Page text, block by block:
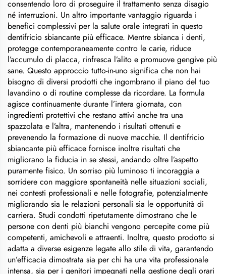
consentendo loro di proseguire il trattamento senza disagio
né interruzioni. Un altro importante vantaggio riguarda i
benefici complessivi per la salute orale integrati in questo
dentifricio sbiancante più efficace. Mentre sbianca i denti,
protegge contemporaneamente contro le carie, riduce
l’accumulo di placca, rinfresca l’alito e promuove gengive più
sane. Questo approccio tutto-in-uno significa che non hai
bisogno di diversi prodotti che ingombrano il piano del tuo
lavandino o di routine complesse da ricordare. La formula
agisce continuamente durante l’intera giornata, con
ingredienti protettivi che restano attivi anche tra una
spazzolata e l’altra, mantenendo i risultati ottenuti e
prevenendo la formazione di nuove macchie. Il dentifricio
sbiancante più efficace fornisce inoltre risultati che
migliorano la fiducia in se stessi, andando oltre l’aspetto
puramente fisico. Un sorriso più luminoso ti incoraggia a
sorridere con maggiore spontaneità nelle situazioni sociali,
nei contesti professionali e nelle fotografie, potenzialmente
migliorando sia le relazioni personali sia le opportunità di
carriera. Studi condotti ripetutamente dimostrano che le
persone con denti più bianchi vengono percepite come più
competenti, amichevoli e attraenti. Inoltre, questo prodotto si
adatta a diverse esigenze legate allo stile di vita, garantendo
un’efficacia dimostrata sia per chi ha una vita professionale
intensa, sia per i genitori impegnati nella gestione degli orari